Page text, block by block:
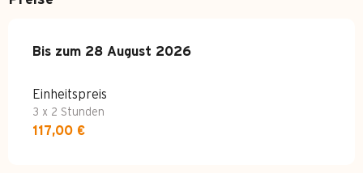
ab29 Juni 2026bis zum28 August 2026
Bis zum 28 August 2026
Einheitspreis
3 x 2 Stunden
117,00 €